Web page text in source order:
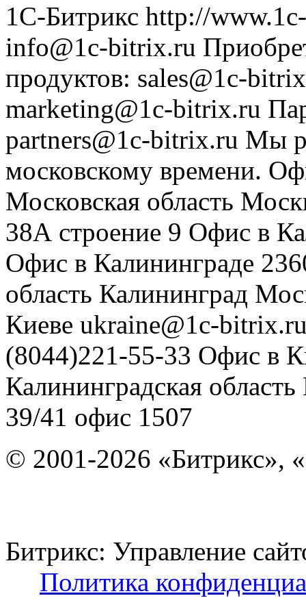
1С-Битрикс http://
info@1c-bitrix.ru
продуктов: sales@1c-
marketing@1c-bitrix.ru
partners@1c-bitrix.ru Мы
московскому времени.
Московская область
38А строение 9 Офис в
Офис в Калининграде
область Калининград
Киеве ukraine@1c-
(8044)221-55-33 Офис в
Калининградская область
39/41 офис 1507
© 2001-2026 «Битрикс»,
Битрикс: Управление
Политика